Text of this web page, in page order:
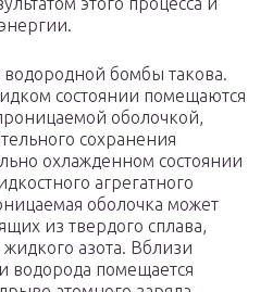
бомбы такова.
состоянии помещаются
оболочкой,
сохранения
охлажденном состоянии
агрегатного
оболочка может
из твердого сплава,
азота. Вблизи
водорода помещается